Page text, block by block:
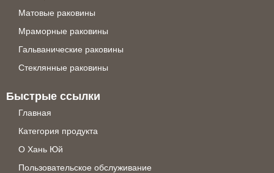
Матовые раковины
Мраморные раковины
Гальванические раковины
Стеклянные раковины
Быстрые ссылки
Главная
Категория продукта
О Хань Юй
Пользовательское обслуживание